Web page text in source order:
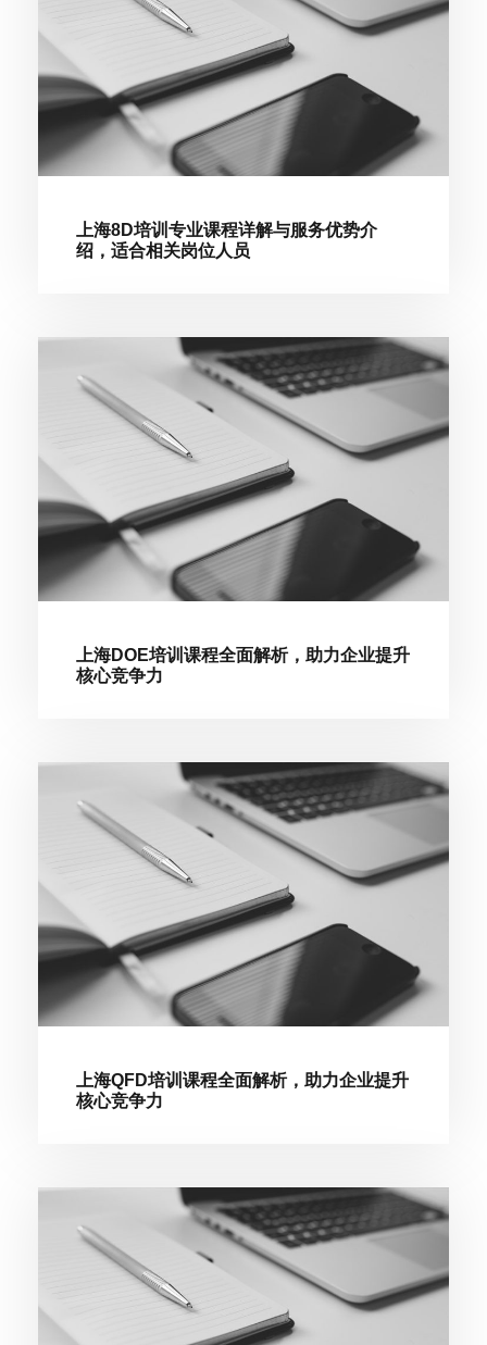
上海8D培训专业课程详解与服务优势介
绍，适合相关岗位人员
上海DOE培训课程全面解析，助力企业提升
核心竞争力
上海QFD培训课程全面解析，助力企业提升
核心竞争力